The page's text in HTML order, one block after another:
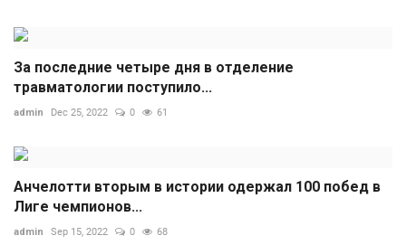
За последние четыре дня в отделение
травматологии поступило...
admin Dec 25, 2022 0 61
Анчелотти вторым в истории одержал 100 побед в
Лиге чемпионов...
admin Sep 15, 2022 0 68